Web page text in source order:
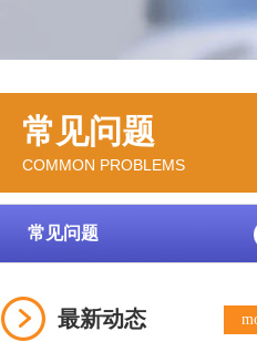
常见问题
COMMON PROBLEMS
常见问题
最新动态